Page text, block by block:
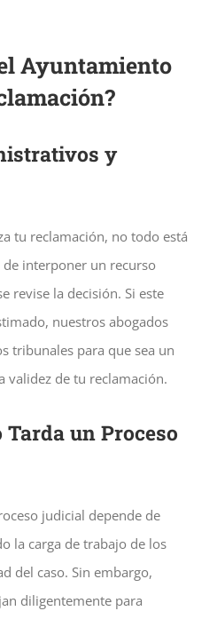
Ayuntamiento
y
tu reclamación, no todo está
interponer un recurso
revise la decisión. Si este
nuestros abogados
tribunales para que sea un
validez de tu reclamación.
Tarda un Proceso
judicial depende de
la carga de trabajo de los
del caso. Sin embargo,
diligentemente para